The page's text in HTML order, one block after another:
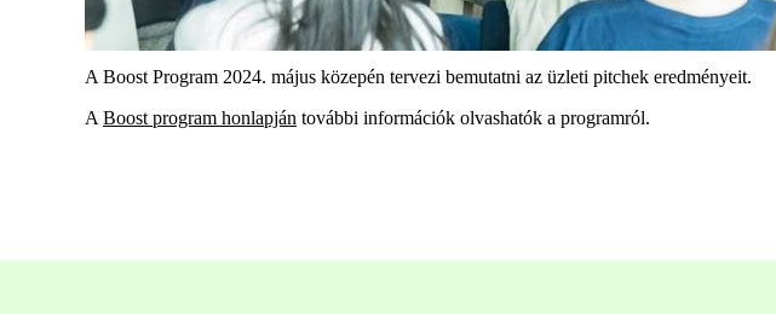
A Boost Program 2024. május közepén tervezi bemutatni az üzleti pitchek eredményeit.
A Boost program honlapján további információk olvashatók a programról.